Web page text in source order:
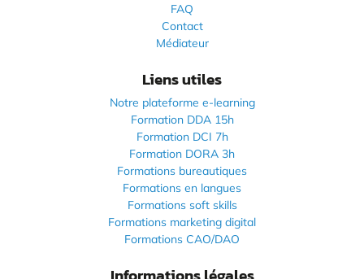
FAQ
Contact
Médiateur
Liens utiles
Notre plateforme e-learning
Formation DDA 15h
Formation DCI 7h
Formation DORA 3h
Formations bureautiques
Formations en langues
Formations soft skills
Formations marketing digital
Formations CAO/DAO